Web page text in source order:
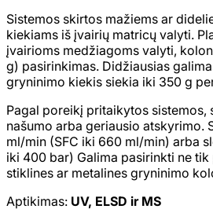
Sistemos skirtos mažiems ar
kiekiams iš įvairių matricų valyti.
įvairioms medžiagoms valyti,
g) pasirinkimas. Didžiausias
gryninimo kiekis siekia iki 350 g
Pagal poreikį pritaikytos sistemos,
našumo arba geriausio atskyrimo.
ml/min (SFC iki 660 ml/min) arba
iki 400 bar) Galima pasirinkti ne
stiklines ar metalines gryninimo
Aptikimas: UV, ELSD ir MS